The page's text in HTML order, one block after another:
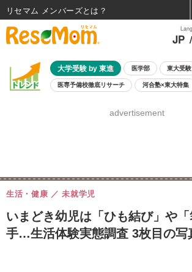
JP /
大学受験 by 東進 医学部 東大受験
医専予備校徹底リサーチ 河合塾×東大特集
8月開催学校説明会・相談会
advertisement
いまどき幼児は「ひも結び」や
手…生活体験実態調査 3枚目の写
生活・健康 未就学児
リセマム メンバーズ